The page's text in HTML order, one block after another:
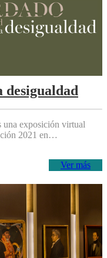
desigualdad
una exposición virtual
2021 en…
Ver más